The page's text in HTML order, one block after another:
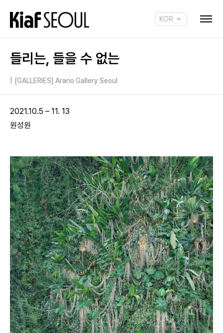
KOR
들리는, 들을 수 없는
[GALLERIES] Arario Gallery Seoul
2021.10.5 – 11. 13
원성원